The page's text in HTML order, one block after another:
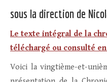
sous la direction de
Le texte intégral de la
téléchargé ou consulté
Voici la vingtième-et-